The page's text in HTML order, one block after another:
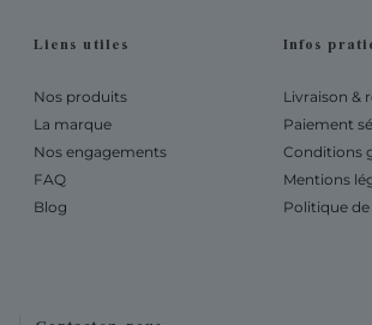
Liens utiles
Nos produits
La marque
Nos engagements
FAQ
Blog
Infos
Livraison &
Paiement
Conditions
Mentions
Politique